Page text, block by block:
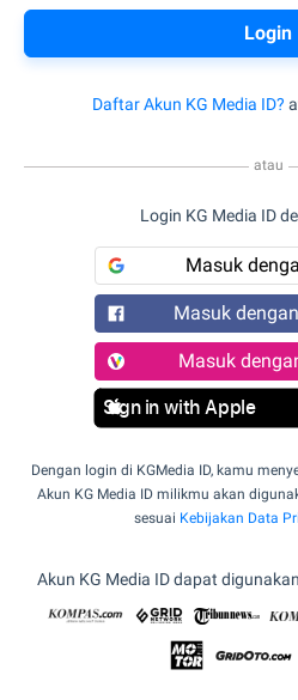
Daftar Akun KG Media ID?
atau
Login KG Media ID
Masuk
Masuk
Masuk
Sign in with Apple
Dengan login di KGMedia ID, kamu
Akun KG Media ID milikmu akan
sesuai Kebijakan Data
Akun KG Media ID dapat